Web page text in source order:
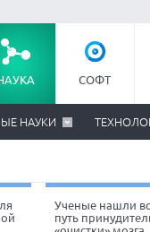
СОФТ
НАУКИ
Ученые нашли
путь